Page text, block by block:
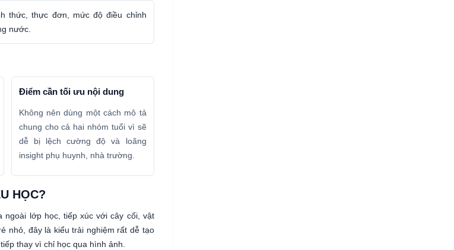
thức, thực đơn, mức độ điều chỉnh
nước.
Điểm cần tối ưu nội dung
Không nên dùng một cách mô tả
chung cho cả hai nhóm tuổi vì sẽ
dễ bị lệch cường độ và loãng
insight phụ huynh, nhà trường.
HỌC?
lớp học, tiếp xúc với cây cối, vật
nhỏ, đây là kiểu trải nghiệm rất dễ tạo
thay vì chỉ học qua hình ảnh.